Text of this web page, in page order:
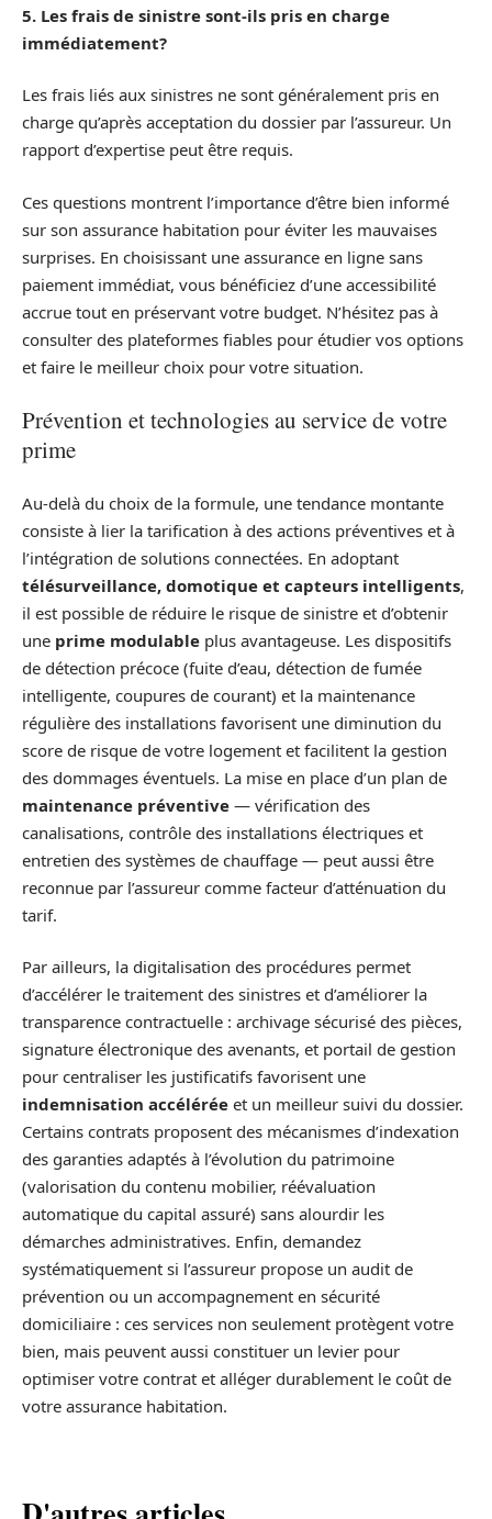
5. Les frais de sinistre sont-ils pris en charge
immédiatement?
Les frais liés aux sinistres ne sont généralement pris en
charge qu’après acceptation du dossier par l’assureur. Un
rapport d’expertise peut être requis.
Ces questions montrent l’importance d’être bien informé
sur son assurance habitation pour éviter les mauvaises
surprises. En choisissant une assurance en ligne sans
paiement immédiat, vous bénéficiez d’une accessibilité
accrue tout en préservant votre budget. N’hésitez pas à
consulter des plateformes fiables pour étudier vos options
et faire le meilleur choix pour votre situation.
Prévention et technologies au service de votre
prime
Au-delà du choix de la formule, une tendance montante
consiste à lier la tarification à des actions préventives et à
l’intégration de solutions connectées. En adoptant
télésurveillance, domotique et capteurs intelligents,
il est possible de réduire le risque de sinistre et d’obtenir
une prime modulable plus avantageuse. Les dispositifs
de détection précoce (fuite d’eau, détection de fumée
intelligente, coupures de courant) et la maintenance
régulière des installations favorisent une diminution du
score de risque de votre logement et facilitent la gestion
des dommages éventuels. La mise en place d’un plan de
maintenance préventive — vérification des
canalisations, contrôle des installations électriques et
entretien des systèmes de chauffage — peut aussi être
reconnue par l’assureur comme facteur d’atténuation du
tarif.
Par ailleurs, la digitalisation des procédures permet
d’accélérer le traitement des sinistres et d’améliorer la
transparence contractuelle : archivage sécurisé des pièces,
signature électronique des avenants, et portail de gestion
pour centraliser les justificatifs favorisent une
indemnisation accélérée et un meilleur suivi du dossier.
Certains contrats proposent des mécanismes d’indexation
des garanties adaptés à l’évolution du patrimoine
(valorisation du contenu mobilier, réévaluation
automatique du capital assuré) sans alourdir les
démarches administratives. Enfin, demandez
systématiquement si l’assureur propose un audit de
prévention ou un accompagnement en sécurité
domiciliaire : ces services non seulement protègent votre
bien, mais peuvent aussi constituer un levier pour
optimiser votre contrat et alléger durablement le coût de
votre assurance habitation.